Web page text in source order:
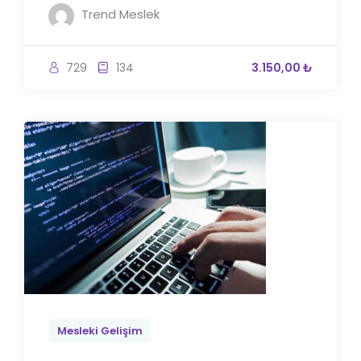
Trend Meslek
729 134 3.150,00 ₺
Mesleki Gelişim